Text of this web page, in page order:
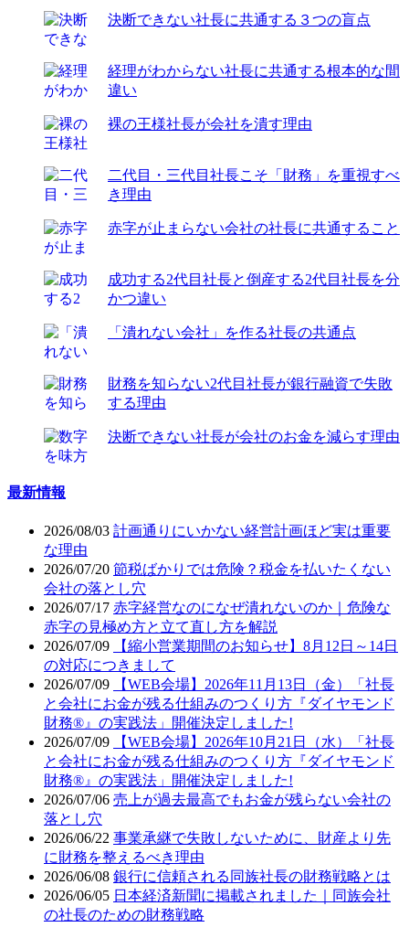
決断できない社長に共通する３つの盲点
経理がわからない社長に共通する根本的な間
違い
裸の王様社長が会社を潰す理由
二代目・三代目社長こそ「財務」を重視すべ
き理由
赤字が止まらない会社の社長に共通すること
成功する2代目社長と倒産する2代目社長を分
かつ違い
「潰れない会社」を作る社長の共通点
財務を知らない2代目社長が銀行融資で失敗
する理由
決断できない社長が会社のお金を減らす理由
最新情報
2026/08/03 計画通りにいかない経営計画ほど実は重要
な理由
2026/07/20 節税ばかりでは危険？税金を払いたくない
会社の落とし穴
2026/07/17 赤字経営なのになぜ潰れないのか｜危険な
赤字の見極め方と立て直し方を解説
2026/07/09
【縮小営業期間のお知らせ】8月12日～14日
の対応につきまして
2026/07/09
【WEB会場】2026年11月13日（金）「社長
と会社にお金が残る仕組みのつくり方『ダイヤモンド
財務®』の実践法」開催決定しました!
2026/07/09
【WEB会場】2026年10月21日（水）「社長
と会社にお金が残る仕組みのつくり方『ダイヤモンド
財務®』の実践法」開催決定しました!
2026/07/06 売上が過去最高でもお金が残らない会社の
落とし穴
2026/06/22 事業承継で失敗しないために、財産より先
に財務を整えるべき理由
2026/06/08 銀行に信頼される同族社長の財務戦略とは
2026/06/05 日本経済新聞に掲載されました｜同族会社
の社長のための財務戦略